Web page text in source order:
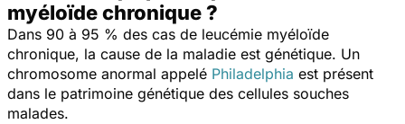
myéloïde chronique ?
Dans 90 à 95 % des cas de leucémie myéloïde
chronique, la cause de la maladie est génétique. Un
chromosome anormal appelé Philadelphia est présent
dans le patrimoine génétique des cellules souches
malades.